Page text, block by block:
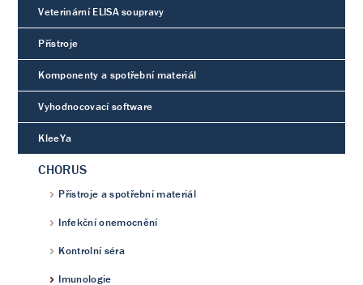
Veterinární ELISA soupravy
Přístroje
Komponenty a spotřební materiál
Vyhodnocovací software
KleeYa
CHORUS
Přístroje a spotřební materiál
Infekční onemocnění
Kontrolní séra
Imunologie